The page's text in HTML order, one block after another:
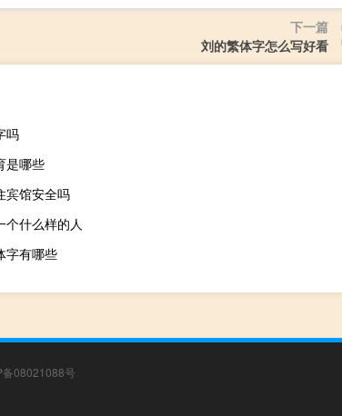
下一篇
刘的繁体字怎么写好看
吗
是哪些
宾馆安全吗
个什么样的人
字有哪些
备08021088号